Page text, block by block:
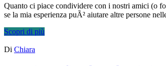
Quanto ci piace condividere con i nostri amici (o
se la mia esperienza puÃ² aiutare altre persone
Scopri di più
Di Chiara